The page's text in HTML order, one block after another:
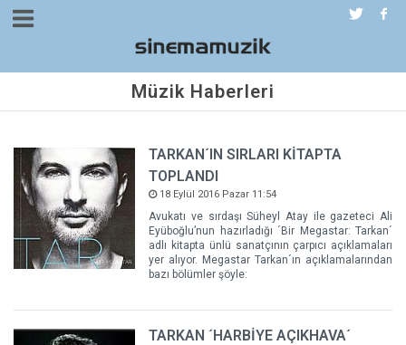
Müzik Haberleri
TARKAN´IN SIRLARI KİTAPTA
TOPLANDI
18 Eylül 2016 Pazar 11:54
Avukatı ve sırdaşı Süheyl Atay ile gazeteci Ali
Eyüboğlu’nun hazırladığı ´Bir Megastar: Tarkan´
adlı kitapta ünlü sanatçının çarpıcı açıklamaları
yer alıyor. Megastar Tarkan´ın açıklamalarından
bazı bölümler şöyle:
TARKAN ´HARBİYE AÇIKHAVA´